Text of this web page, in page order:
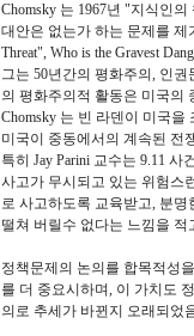
Chomsky 는 1967년 "지식인
대안은 없는가 하는 문제를 제
Threat", Who is the Gravest
그는 50년간의 평화주의, 인
의 평화주의적 활동은 미국의
Chomsky 는 빈 라덴이 미국
미국이 중동에서의 계속된 전
특히 Jay Parini 교수는 9.11
사고가 무시되고 있는 위험스
로 사고하도록 교육받고, 분
떨쳐 버릴수 없다는 느낌을 적
정책문제의 논의를 합목적성
를 더 중요시하며, 이 가치도
의로 추세가 바뀐지 오래되었